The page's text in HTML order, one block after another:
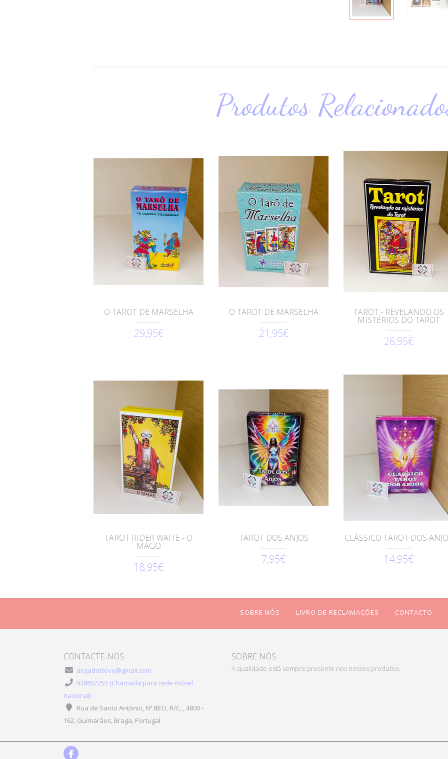
Produtos
O TAROT DE MARSELHA
29,95€
O TAROT DE MARSELHA
21,95€
TAROT - REVELANDO OS
MISTÉRIOS DO TAROT
26,95€
TAROT RIDER WAITE - O
MAGO
18,95€
TAROT DOS ANJOS
7,95€
CLÁSSICO TAROT DOS
14,95€
SOBRE NÓS LIVRO DE RECLAMAÇÕES CONTACTO
CONTACTE-NOS
alojadotrevo@gmail.com
938652255 (Chamada para rede móvel
nacional)
Rua de Santo António, Nº 88 D, R/C, , 4800 -
162, Guimarães, Braga, Portugal
SOBRE NÓS
A qualidade está sempre presente nos nossos produtos.